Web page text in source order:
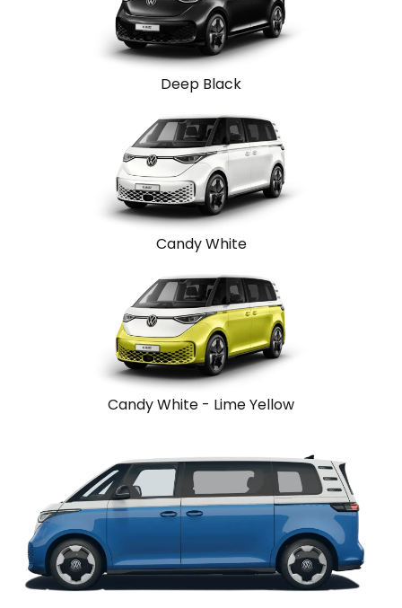
Deep Black
Candy White
Candy White - Lime Yellow